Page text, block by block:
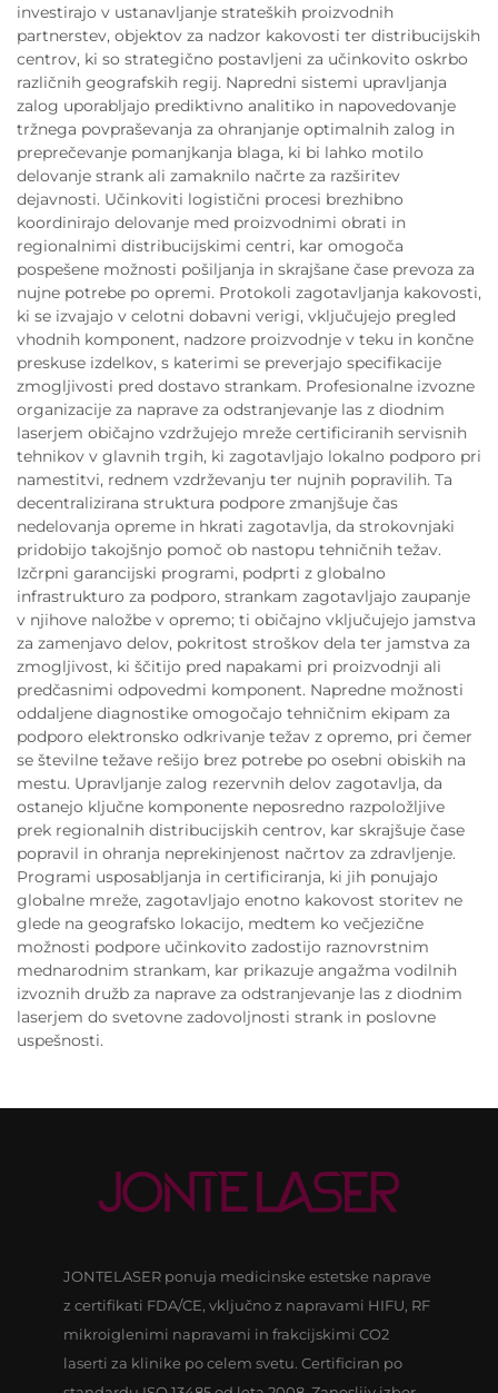
investirajo v ustanavljanje strateških proizvodnih
partnerstev, objektov za nadzor kakovosti ter distribucijskih
centrov, ki so strategično postavljeni za učinkovito oskrbo
različnih geografskih regij. Napredni sistemi upravljanja
zalog uporabljajo prediktivno analitiko in napovedovanje
tržnega povpraševanja za ohranjanje optimalnih zalog in
preprečevanje pomanjkanja blaga, ki bi lahko motilo
delovanje strank ali zamaknilo načrte za razširitev
dejavnosti. Učinkoviti logistični procesi brezhibno
koordinirajo delovanje med proizvodnimi obrati in
regionalnimi distribucijskimi centri, kar omogoča
pospešene možnosti pošiljanja in skrajšane čase prevoza za
nujne potrebe po opremi. Protokoli zagotavljanja kakovosti,
ki se izvajajo v celotni dobavni verigi, vključujejo pregled
vhodnih komponent, nadzore proizvodnje v teku in končne
preskuse izdelkov, s katerimi se preverjajo specifikacije
zmogljivosti pred dostavo strankam. Profesionalne izvozne
organizacije za naprave za odstranjevanje las z diodnim
laserjem običajno vzdržujejo mreže certificiranih servisnih
tehnikov v glavnih trgih, ki zagotavljajo lokalno podporo pri
namestitvi, rednem vzdrževanju ter nujnih popravilih. Ta
decentralizirana struktura podpore zmanjšuje čas
nedelovanja opreme in hkrati zagotavlja, da strokovnjaki
pridobijo takojšnjo pomoč ob nastopu tehničnih težav.
Izčrpni garancijski programi, podprti z globalno
infrastrukturo za podporo, strankam zagotavljajo zaupanje
v njihove naložbe v opremo; ti običajno vključujejo jamstva
za zamenjavo delov, pokritost stroškov dela ter jamstva za
zmogljivost, ki ščitijo pred napakami pri proizvodnji ali
predčasnimi odpovedmi komponent. Napredne možnosti
oddaljene diagnostike omogočajo tehničnim ekipam za
podporo elektronsko odkrivanje težav z opremo, pri čemer
se številne težave rešijo brez potrebe po osebni obiskih na
mestu. Upravljanje zalog rezervnih delov zagotavlja, da
ostanejo ključne komponente neposredno razpoložljive
prek regionalnih distribucijskih centrov, kar skrajšuje čase
popravil in ohranja neprekinjenost načrtov za zdravljenje.
Programi usposabljanja in certificiranja, ki jih ponujajo
globalne mreže, zagotavljajo enotno kakovost storitev ne
glede na geografsko lokacijo, medtem ko večjezične
možnosti podpore učinkovito zadostijo raznovrstnim
mednarodnim strankam, kar prikazuje angažma vodilnih
izvoznih družb za naprave za odstranjevanje las z diodnim
laserjem do svetovne zadovoljnosti strank in poslovne
uspešnosti.
JONTELASER ponuja medicinske estetske naprave
z certifikati FDA/CE, vključno z napravami HIFU, RF
mikroiglenimi napravami in frakcijskimi CO2
laserti za klinike po celem svetu. Certificiran po